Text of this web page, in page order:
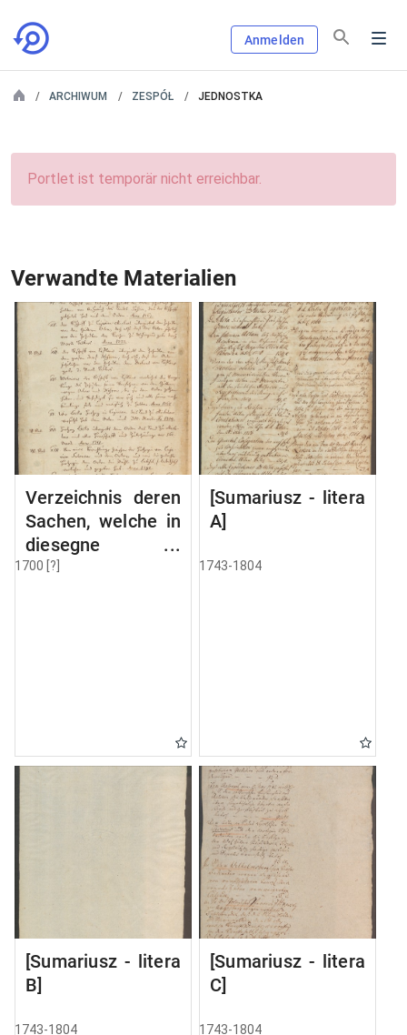
Anmelden
ARCHIWUM ZESPÓŁ JEDNOSTKA
Portlet ist temporär nicht erreichbar.
Verwandte Materialien
Verzeichnis deren
Sachen, welche in
diesegne
Volumine MSC
1700 [?]
[Sumariusz - litera
A]
1743-1804
[Sumariusz - litera
B]
1743-1804
[Sumariusz - litera
C]
1743-1804